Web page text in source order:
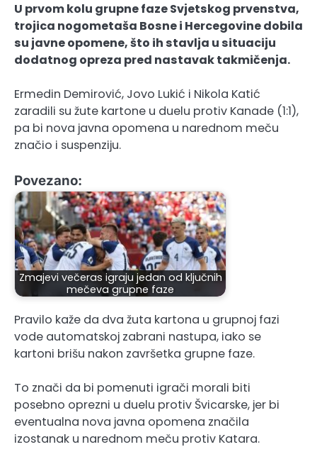
U prvom kolu grupne faze Svjetskog prvenstva,
trojica nogometaša Bosne i Hercegovine dobila
su javne opomene, što ih stavlja u situaciju
dodatnog opreza pred nastavak takmičenja.
Ermedin Demirović, Jovo Lukić i Nikola Katić
zaradili su žute kartone u duelu protiv Kanade (1:1),
pa bi nova javna opomena u narednom meču
značio i suspenziju.
Povezano:
Zmajevi večeras igraju jedan od ključnih
mečeva grupne faze
Pravilo kaže da dva žuta kartona u grupnoj fazi
vode automatskoj zabrani nastupa, iako se
kartoni brišu nakon završetka grupne faze.
To znači da bi pomenuti igrači morali biti
posebno oprezni u duelu protiv Švicarske, jer bi
eventualna nova javna opomena značila
izostanak u narednom meču protiv Katara.